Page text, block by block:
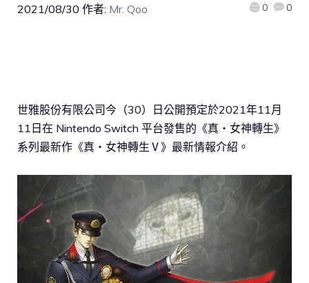
2021/08/30 作者: Mr. Qoo 0 0
世雅股份有限公司今（30）日公開預定於2021年11月
11日在 Nintendo Switch 平台發售的《真・女神轉生》
系列最新作《真・女神轉生Ⅴ》最新情報介紹。